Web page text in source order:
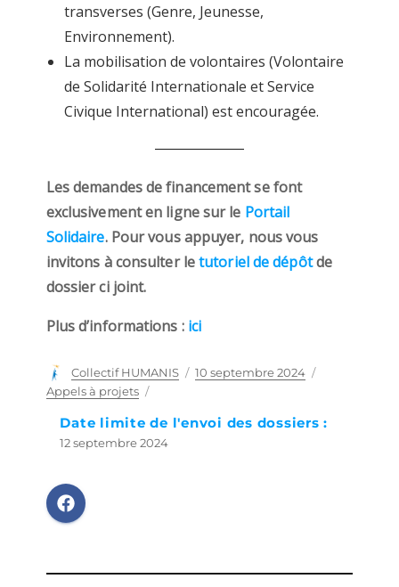
transverses (Genre, Jeunesse,
Environnement).
La mobilisation de volontaires (Volontaire
de Solidarité Internationale et Service
Civique International) est encouragée.
Les demandes de financement se font
exclusivement en ligne sur le Portail
Solidaire. Pour vous appuyer, nous vous
invitons à consulter letutoriel de dépôtde
dossier ci joint.
Plus d’informations : ici
Auteur
Collectif HUMANIS
Publié
10 septembre 2024
Appels à projets
Date limite de l'envoi des dossiers :
12 septembre 2024